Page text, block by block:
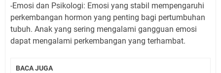
-Emosi dan Psikologi: Emosi yang stabil mempengaruhi
perkembangan hormon yang penting bagi pertumbuhan
tubuh. Anak yang sering mengalami gangguan emosi
dapat mengalami perkembangan yang terhambat.
BACA JUGA